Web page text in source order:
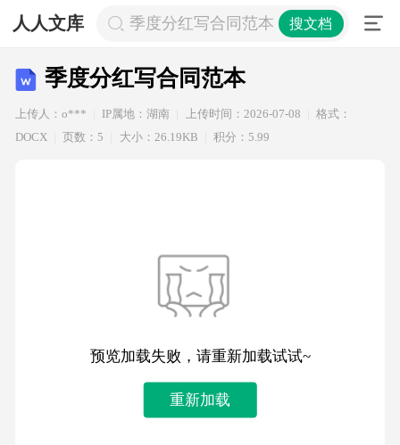
人人文库 季度分红写合同范本 搜文档
季度分红写合同范本
上传人：o*** IP属地：湖南 上传时间：2026-07-08
格式：
DOCX
页数：5 大小：26.19KB 积分：5.99
预览加载失败，请重新加载试试~
重新加载